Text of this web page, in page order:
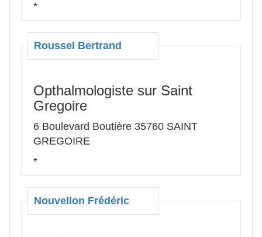
*
Roussel Bertrand
Opthalmologiste sur Saint
Gregoire
6 Boulevard Boutière 35760 SAINT
GREGOIRE
*
Nouvellon Frédéric